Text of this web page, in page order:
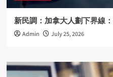
新民調：加拿大人劃下界線
Admin July 25, 2026